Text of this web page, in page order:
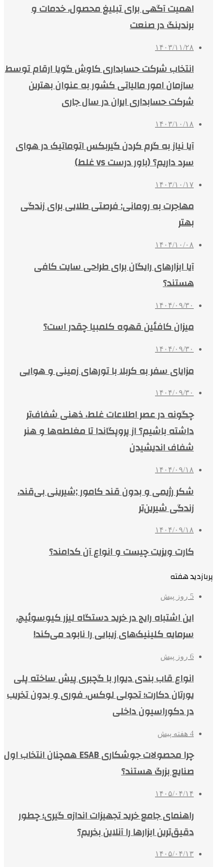
اهمیت آگهی برای تبلیغ محصول، خدمات و
برندینگ در صنعت
۱۴۰۳/۱۱/۲۸
انتخاب شرکت حسابداری کاوش گویا ارقام توسط
سازمان امور مالیاتی کشور به عنوان بهترین
شرکت حسابداری ایران در سال جاری
۱۴۰۳/۱۰/۱۸
آیا نیاز به گرم کردن گیربکس اتوماتیک در هوای
سرد داریم؟ (باور درست vs غلط)
۱۴۰۳/۱۰/۱۷
مهاجرت به رومانی: فرصتی طلایی برای زندگی
بهتر
۱۴۰۴/۱۰/۰۸
آیا ابزارهای رایگان برای طراحی سایت کافی
هستند؟
۱۴۰۴/۰۹/۳۰
میزان کافئین قهوه کلمبیا چقدر است؟
۱۴۰۴/۰۹/۳۰
مزایای سفر به کربلا با تورهای زمینی و هوایی
۱۴۰۴/۰۹/۳۰
چگونه در عصر اطلاعات غلط، ذهنی شفاف‌تر
داشته باشیم؟ از پروپگاندا تا مغلطه‌ها و هنر
شفاف اندیشیدن
۱۴۰۴/۰۹/۱۸
شکر رژیمی و بدون قند کامور ;شیرینی بی‌قند،
زندگی شیرین‌تر
۱۴۰۴/۰۹/۱۸
کارت ویزیت چیست و انواع آن کدامند؟
پربازدید هفته
5 روز پیش
این اشتباه رایج در خرید دستگاه لیزر کیوسوئیچ،
سرمایه کلینیک‌های زیبایی را نابود می‌کند!
6 روز پیش
انواع قاب بندی دیوار با گچبری پیش ساخته پلی
یورتان دکارت؛ تحولی لوکس، فوری و بدون تخریب
در دکوراسیون داخلی
4 هفته پیش
چرا محصولات جوشکاری ESAB همچنان انتخاب اول
صنایع بزرگ هستند؟
۱۴۰۵/۰۴/۱۴
راهنمای جامع خرید تجهیزات اندازه گیری؛ چطور
دقیق‌ترین ابزارها را آنلاین بخریم؟
۱۴۰۵/۰۴/۱۳